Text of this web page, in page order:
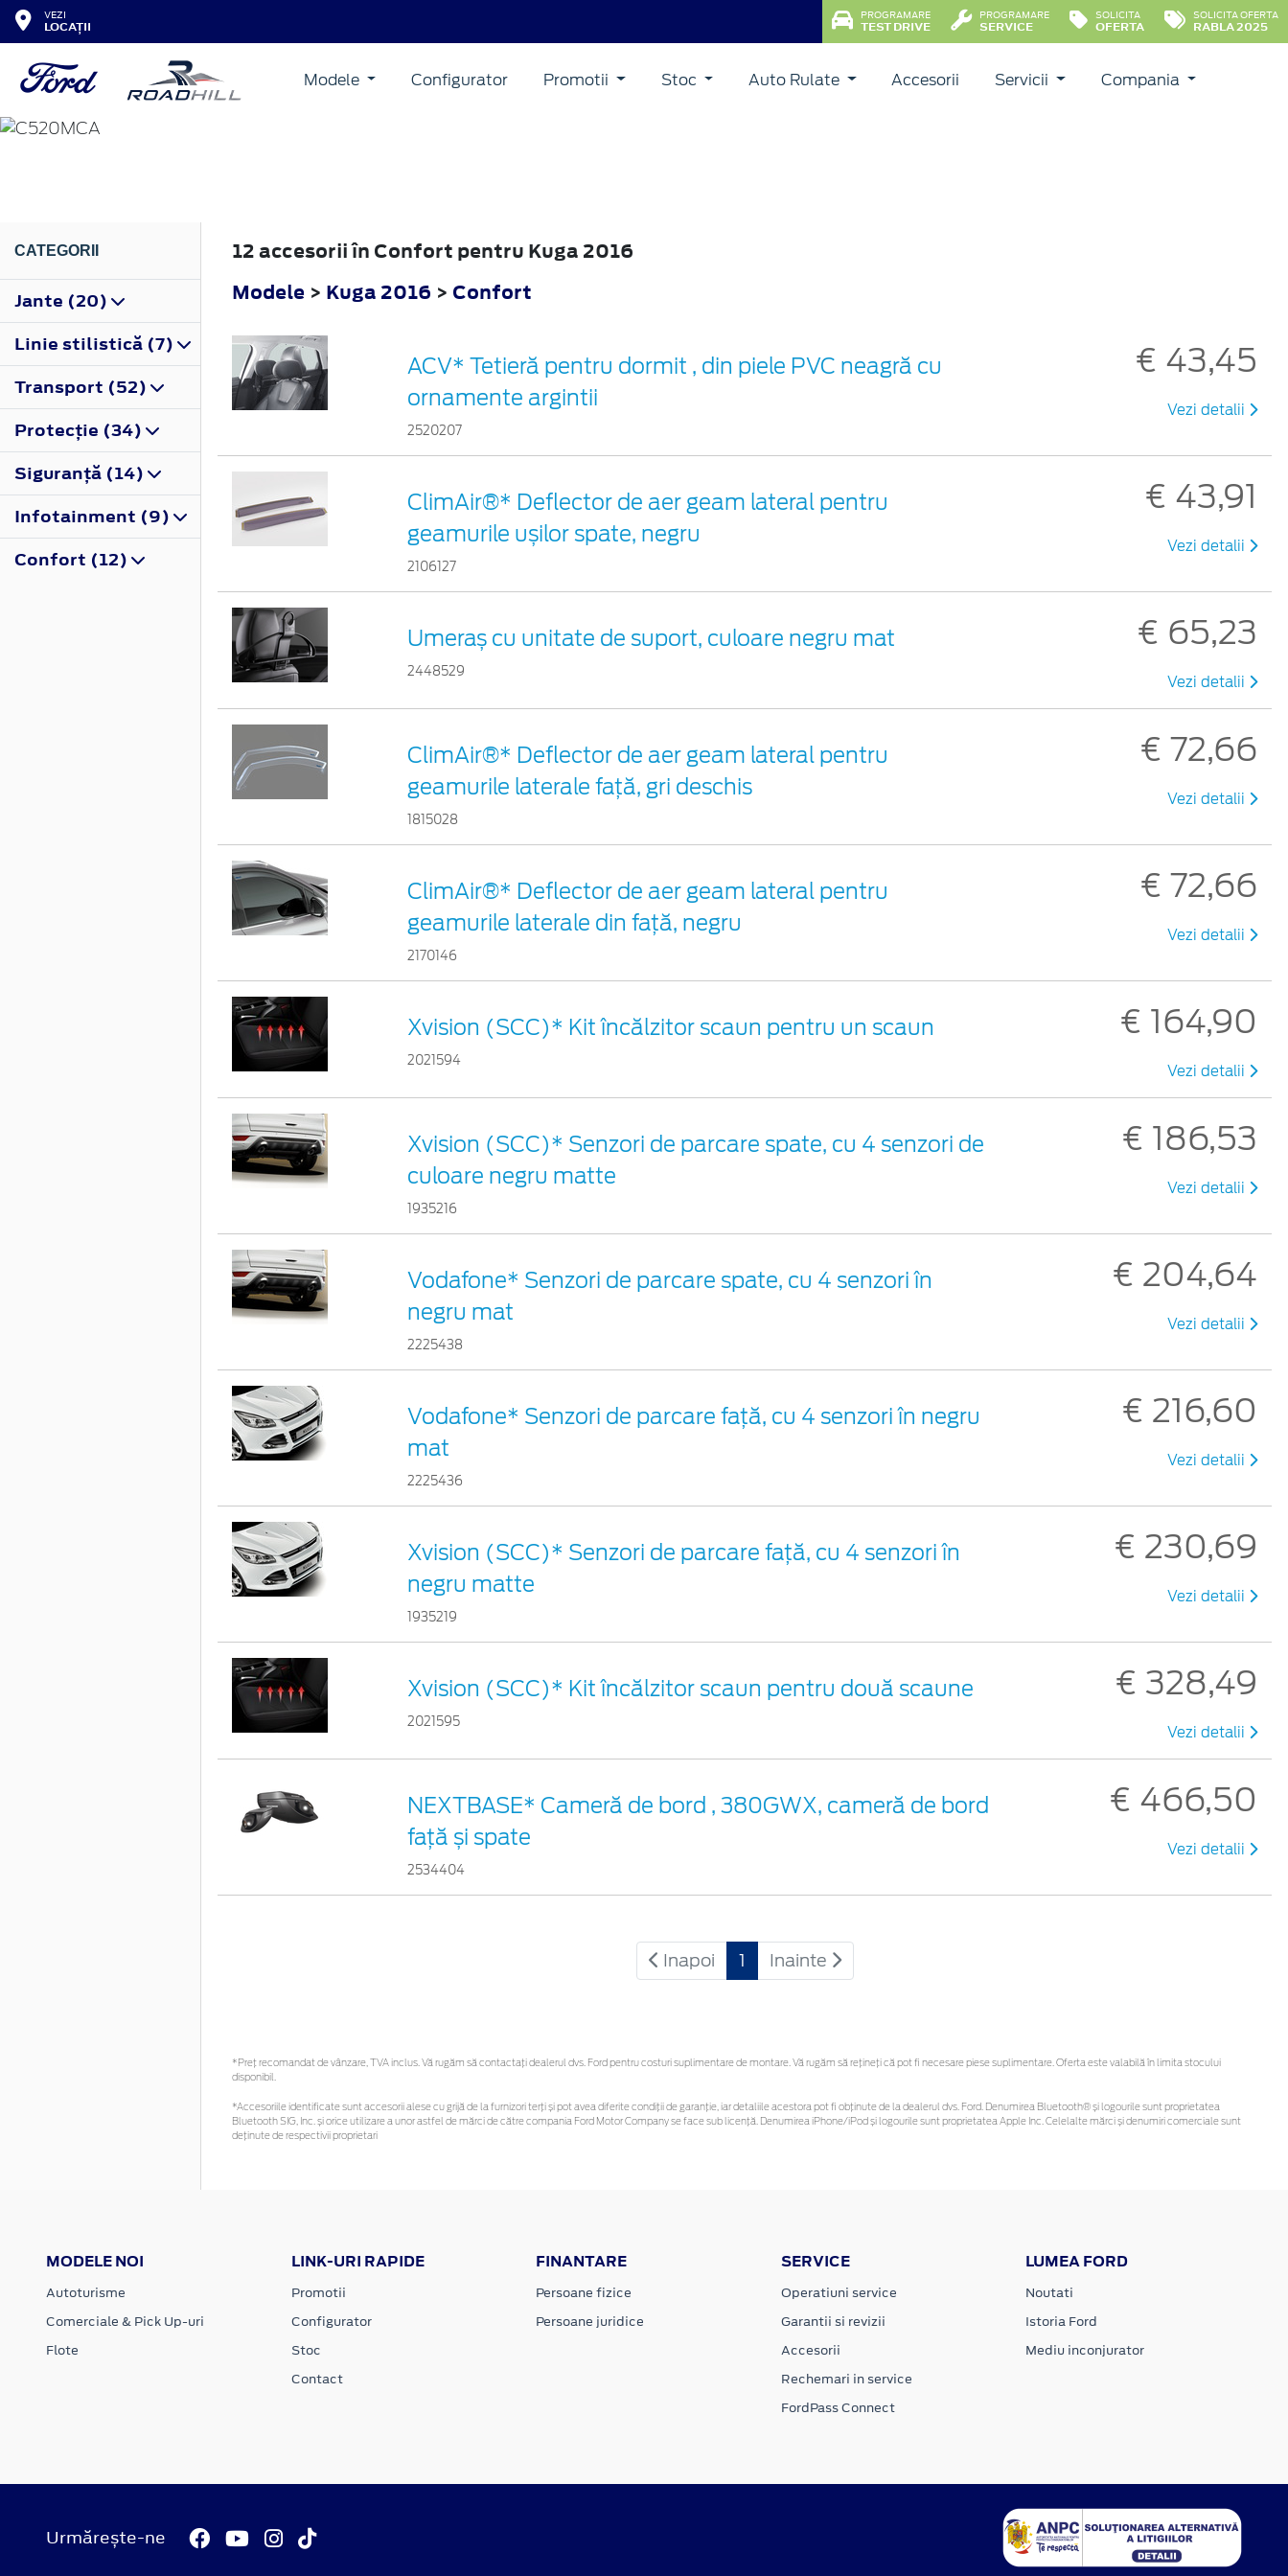
VEZI
LOCAȚII
PROGRAMARE
TEST DRIVE
PROGRAMARE
SERVICE
SOLICITA
OFERTA
SOLICITA OFERTA
RABLA 2025
Modele Configurator Promotii Stoc Auto Rulate Accesorii Servicii Compania
KUGA
CATEGORII
Jante (20)
Linie stilistică (7)
Transport (52)
Protecţie (34)
Siguranţă (14)
Infotainment (9)
Confort (12)
12 accesorii în Confort pentru Kuga 2016
Modele > Kuga 2016 > Confort
ACV* Tetieră pentru dormit , din piele PVC neagră cu
ornamente argintii
2520207
€ 43,45
Vezi detalii
ClimAir®* Deflector de aer geam lateral pentru
geamurile ușilor spate, negru
2106127
€ 43,91
Vezi detalii
Umeraș cu unitate de suport, culoare negru mat
2448529
€ 65,23
Vezi detalii
ClimAir®* Deflector de aer geam lateral pentru
geamurile laterale faţă, gri deschis
1815028
€ 72,66
Vezi detalii
ClimAir®* Deflector de aer geam lateral pentru
geamurile laterale din faţă, negru
2170146
€ 72,66
Vezi detalii
Xvision (SCC)* Kit încălzitor scaun pentru un scaun
2021594
€ 164,90
Vezi detalii
Xvision (SCC)* Senzori de parcare spate, cu 4 senzori de
culoare negru matte
1935216
€ 186,53
Vezi detalii
Vodafone* Senzori de parcare spate, cu 4 senzori în
negru mat
2225438
€ 204,64
Vezi detalii
Vodafone* Senzori de parcare față, cu 4 senzori în negru
mat
2225436
€ 216,60
Vezi detalii
Xvision (SCC)* Senzori de parcare faţă, cu 4 senzori în
negru matte
1935219
€ 230,69
Vezi detalii
Xvision (SCC)* Kit încălzitor scaun pentru două scaune
2021595
€ 328,49
Vezi detalii
NEXTBASE* Cameră de bord , 380GWX, cameră de bord
față și spate
2534404
€ 466,50
Vezi detalii
Inapoi 1 Inainte
*Preţ recomandat de vânzare, TVA inclus. Vă rugăm să contactaţi dealerul dvs. Ford pentru costuri suplimentare de montare. Vă rugăm să rețineți că pot fi necesare piese suplimentare. Oferta este valabilă în limita stocului
disponibil.
*Accesoriile identificate sunt accesorii alese cu grijă de la furnizori terți și pot avea diferite condiții de garanție, iar detaliile acestora pot fi obținute de la dealerul dvs. Ford. Denumirea Bluetooth® și logourile sunt proprietatea
Bluetooth SIG, Inc. și orice utilizare a unor astfel de mărci de către compania Ford Motor Company se face sub licență. Denumirea iPhone/iPod și logourile sunt proprietatea Apple Inc. Celelalte mărci și denumiri comerciale sunt
deținute de respectivii proprietari
MODELE NOI
Autoturisme
Comerciale & Pick Up-uri
Flote
LINK-URI RAPIDE
Promotii
Configurator
Stoc
Contact
FINANTARE
Persoane fizice
Persoane juridice
SERVICE
Operatiuni service
Garantii si revizii
Accesorii
Rechemari in service
FordPass Connect
LUMEA FORD
Noutati
Istoria Ford
Mediu inconjurator
Urmărește-ne